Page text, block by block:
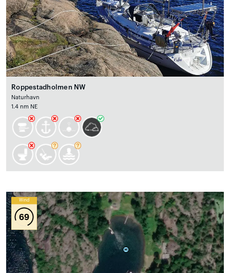
Roppestadholmen NW
Naturhavn
1.4 nm NE
Wind
69